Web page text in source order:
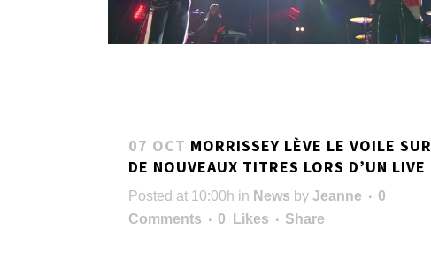
07 OCT MORRISSEY LÈVE LE VOILE SUR
DE NOUVEAUX TITRES LORS D’UN LIVE
Posted at 10:00h in News by Jeanne
0
Comments
0 Likes Share